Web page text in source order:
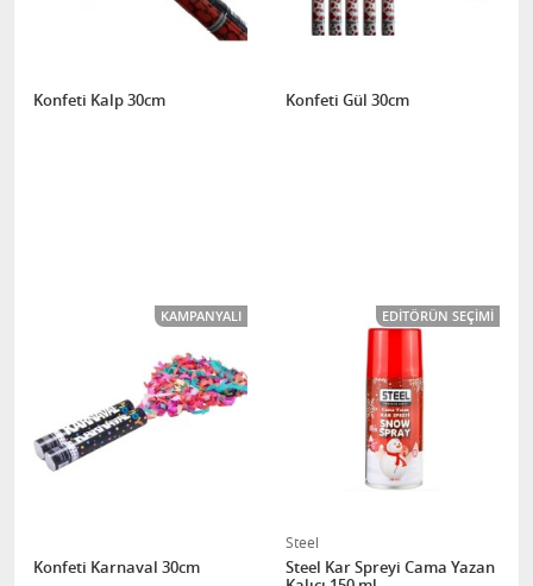
Konfeti Kalp 30cm Konfeti Gül 30cm
KAMPANYALI
Konfeti Karnaval 30cm
EDITÖRÜN SEÇIMI
Steel
Steel Kar Spreyi Cama Yazan